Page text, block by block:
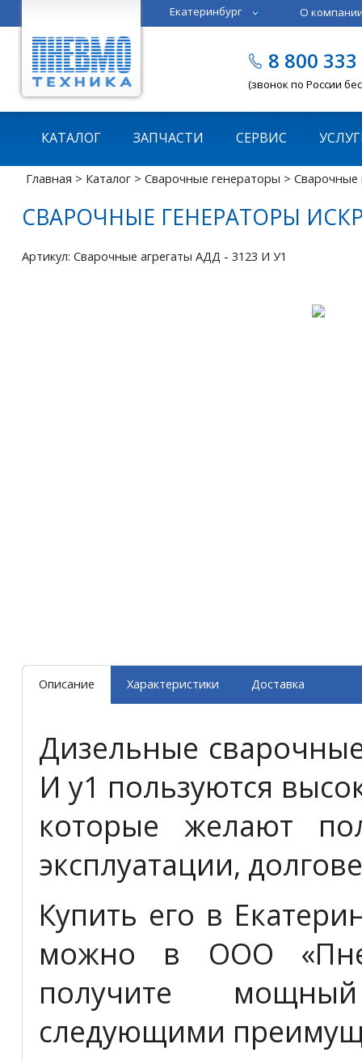
Екатеринбург
О
8 800
(звонок по России
КАТАЛОГ ЗАПЧАСТИ СЕРВИС
Главная > Каталог> Сварочные генераторы >
СВАРОЧНЫЕ ГЕНЕРАТОРЫ
Артикул: Сварочные агрегаты АДД - 3123 И У1
Описание Характеристики Доставка
Дизельные
И у1 пользуются
которые желают
эксплуатации,
Купить его в
можно в ООО
получите
следующими